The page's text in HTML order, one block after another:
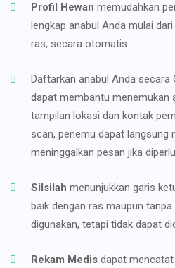
Profil Hewan memudahkan
lengkap anabul Anda mulai
ras, secara otomatis.
Daftarkan anabul Anda secara
dapat membantu menemukan
tampilan lokasi dan kontak
scan, penemu dapat langsung
meninggalkan pesan jika
Silsilah menunjukkan garis
baik dengan ras maupun
digunakan, tetapi tidak dapat
Rekam Medis dapat